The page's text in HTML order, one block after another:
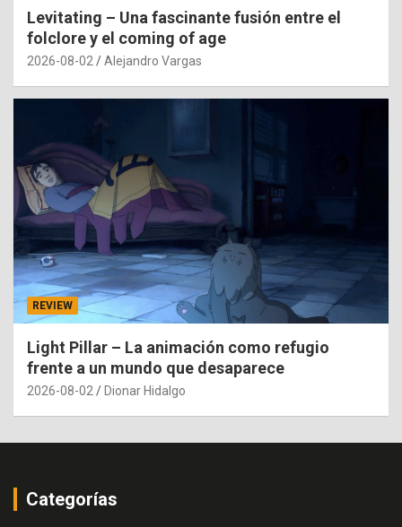
Levitating – Una fascinante fusión entre el
folclore y el coming of age
2026-08-02 Alejandro Vargas
REVIEW
Light Pillar – La animación como refugio
frente a un mundo que desaparece
2026-08-02 Dionar Hidalgo
Categorías